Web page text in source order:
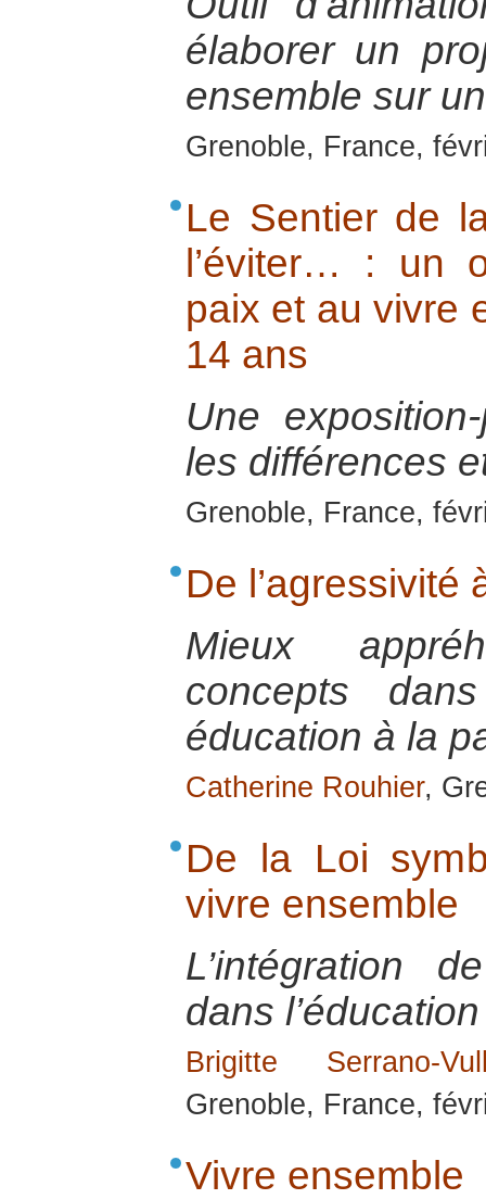
élaborer un
ensemble sur
Grenoble, France,
Le Sentier de
l’éviter… : un
paix et au vivre
14 ans
Une
les différences
Grenoble, France,
De l’agressivité
Mieux
concepts
éducation à la
Catherine Rouhier,
De la Loi
vivre ensemble
L’intégration
dans
Brigitte Serrano-
Grenoble, France,
Vivre ensemble